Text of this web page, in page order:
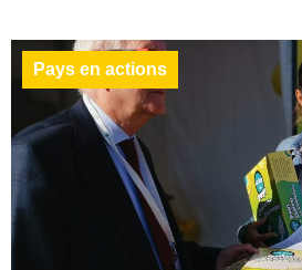
Pays en actions